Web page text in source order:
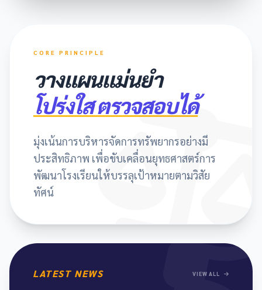
CORE PRINCIPLE
วางแผนแม่นยำ
โปร่งใส ตรวจสอบได้
มุ่งเน้นการบริหารจัดการทรัพยากรอย่างมี
ประสิทธิภาพ เพื่อขับเคลื่อนยุทธศาสตร์การ
พัฒนาโรงเรียนให้บรรลุเป้าหมายตามวิสัย
ทัศน์
LATEST NEWS VIEW ALL